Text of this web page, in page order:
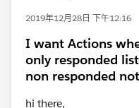
2019年12月28日 下午12:16
I want Actions
only responded
non responded
hi there,